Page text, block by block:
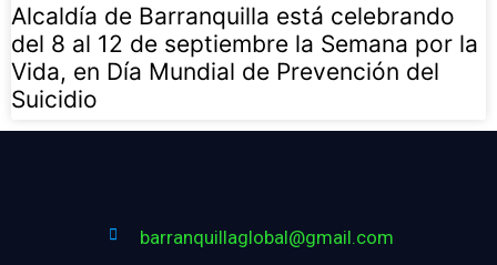
Alcaldía de Barranquilla está celebrando
del 8 al 12 de septiembre la Semana por la
Vida, en Día Mundial de Prevención del
Suicidio
barranquillaglobal@gmail.com